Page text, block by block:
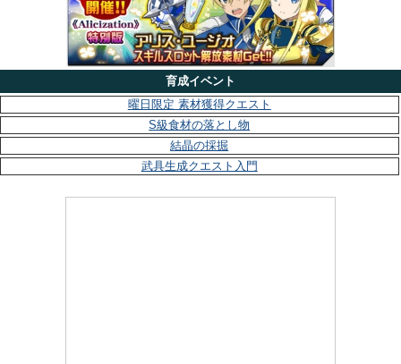
育成イベント
曜日限定 素材獲得クエスト
S級食材の落とし物
結晶の採掘
武具生成クエスト入門